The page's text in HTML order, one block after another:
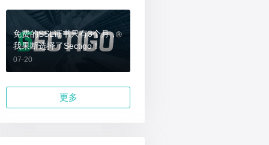
&& this.cache.userData.addBehavior('#default#userdata')) {
免费的SSL证书只有3个月，
我果断选择了Sectigo！
07-20
更多